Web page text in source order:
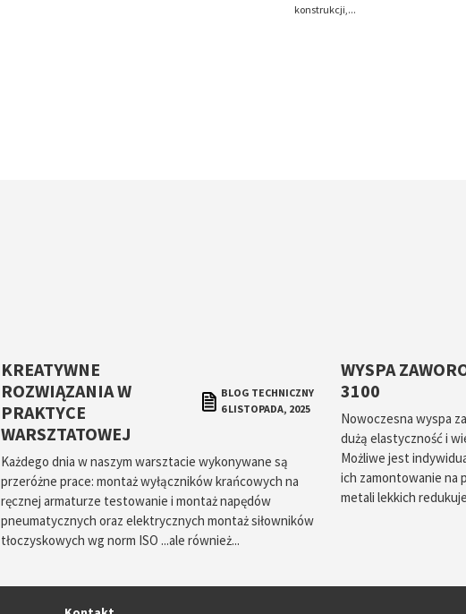
konstrukcji,...
KREATYWNE
ROZWIĄZANIA W
PRAKTYCE
WARSZTATOWEJ
BLOG TECHNICZNY
6 LISTOPADA, 2025
Każdego dnia w naszym warsztacie wykonywane są
przeróżne prace: montaż wyłączników krańcowych na
ręcznej armaturze testowanie i montaż napędów
pneumatycznych oraz elektrycznych montaż siłowników
tłoczyskowych wg norm ISO ...ale również...
WYSPA
3100
Nowoczesna wyspa
dużą elastyczność i
Możliwe jest
ich zamontowanie na
metali lekkich